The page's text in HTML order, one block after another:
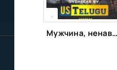
[xfgiven_season]
,[/xfgiven_season]
Мужчина, ненавидевший женщин 2 (2019)